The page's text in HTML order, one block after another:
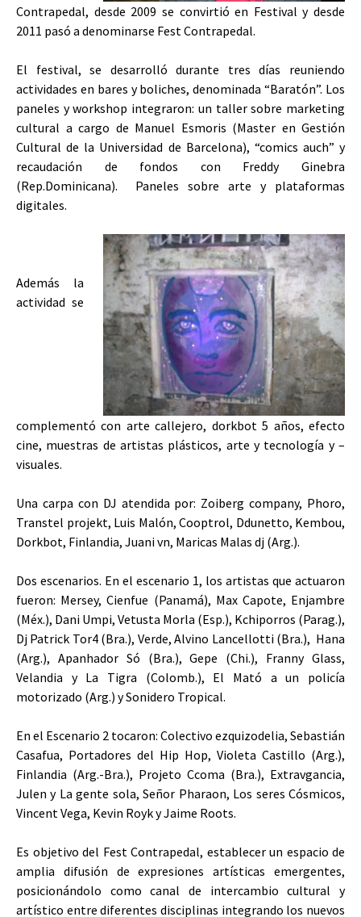
Contrapedal, desde 2009 se convirtió en Festival y desde
2011 pasó a denominarse Fest Contrapedal.
El festival, se desarrolló durante tres días reuniendo
actividades en bares y boliches, denominada “Baratón”. Los
paneles y workshop integraron: un taller sobre marketing
cultural a cargo de Manuel Esmoris (Master en Gestión
Cultural de la Universidad de Barcelona), “comics auch” y
recaudación de fondos con Freddy Ginebra
(Rep.Dominicana). Paneles sobre arte y plataformas
digitales.
Además la
actividad se
complementó con arte callejero, dorkbot 5 años, efecto
cine, muestras de artistas plásticos, arte y tecnología y –
visuales.
Una carpa con DJ atendida por: Zoiberg company, Phoro,
Transtel projekt, Luis Malón, Cooptrol, Ddunetto, Kembou,
Dorkbot, Finlandia, Juani vn, Maricas Malas dj (Arg.).
Dos escenarios. En el escenario 1, los artistas que actuaron
fueron: Mersey, Cienfue (Panamá), Max Capote, Enjambre
(Méx.), Dani Umpi, Vetusta Morla (Esp.), Kchiporros (Parag.),
Dj Patrick Tor4 (Bra.), Verde, Alvino Lancellotti (Bra.), Hana
(Arg.), Apanhador Só (Bra.), Gepe (Chi.), Franny Glass,
Velandia y La Tigra (Colomb.), El Mató a un policía
motorizado (Arg.) y Sonidero Tropical.
En el Escenario 2 tocaron: Colectivo ezquizodelia, Sebastián
Casafua, Portadores del Hip Hop, Violeta Castillo (Arg.),
Finlandia (Arg.-Bra.), Projeto Ccoma (Bra.), Extravgancia,
Julen y La gente sola, Señor Pharaon, Los seres Cósmicos,
Vincent Vega, Kevin Royk y Jaime Roots.
Es objetivo del Fest Contrapedal, establecer un espacio de
amplia difusión de expresiones artísticas emergentes,
posicionándolo como canal de intercambio cultural y
artístico entre diferentes disciplinas integrando los nuevos